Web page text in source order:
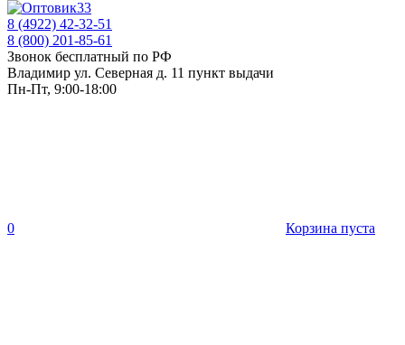
8 (4922) 42-32-51
8 (800) 201-85-61
Звонок бесплатный по РФ
Владимир ул. Северная д. 11 пункт выдачи
Пн-Пт, 9:00-18:00
0 Корзина пуста